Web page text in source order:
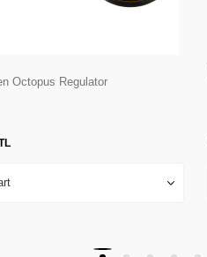
Octopus Regulator